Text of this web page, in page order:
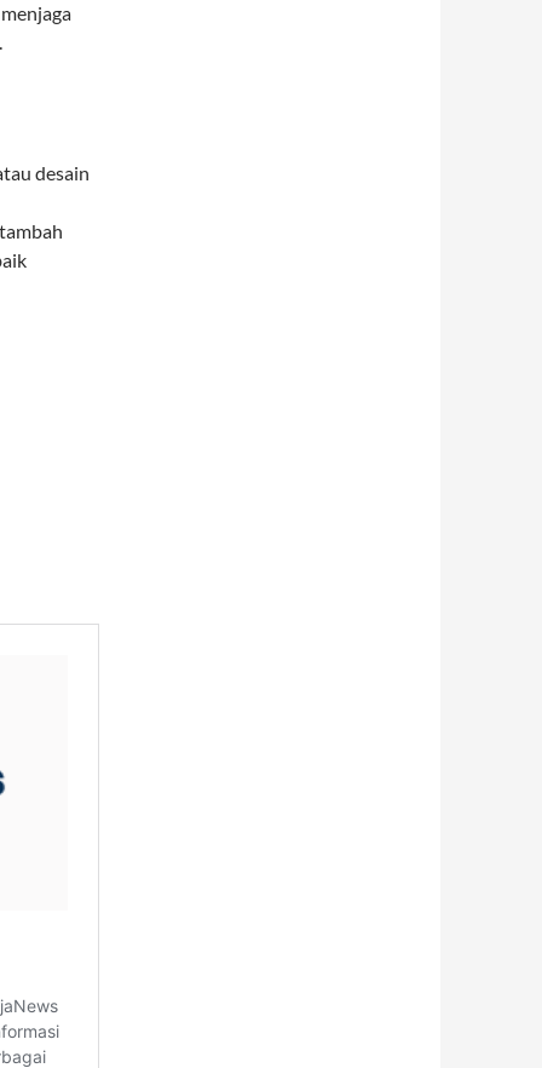
desain